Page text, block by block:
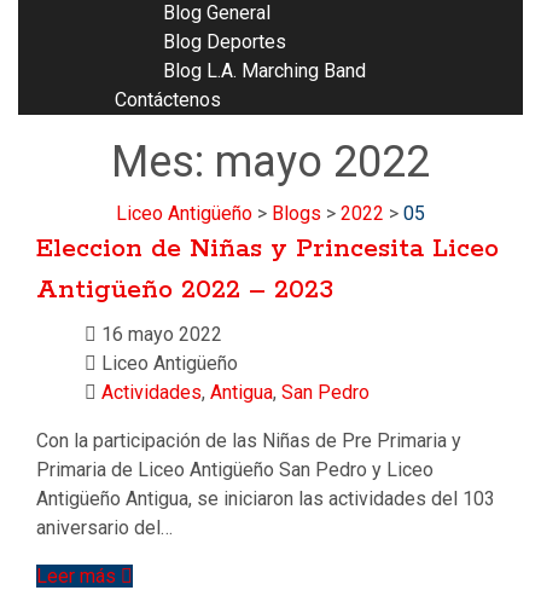
Blog General
Blog Deportes
Blog L.A. Marching Band
Contáctenos
Mes: mayo 2022
Liceo Antigüeño > Blogs > 2022 > 05
Eleccion de Niñas y Princesita Liceo
Antigüeño 2022 – 2023
16 mayo 2022
Liceo Antigüeño
Actividades, Antigua, San Pedro
Con la participación de las Niñas de Pre Primaria y
Primaria de Liceo Antigüeño San Pedro y Liceo
Antigüeño Antigua, se iniciaron las actividades del 103
aniversario del…
Leer más